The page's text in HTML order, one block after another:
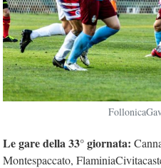
Le gare della 33° giornata:
Montespaccato,